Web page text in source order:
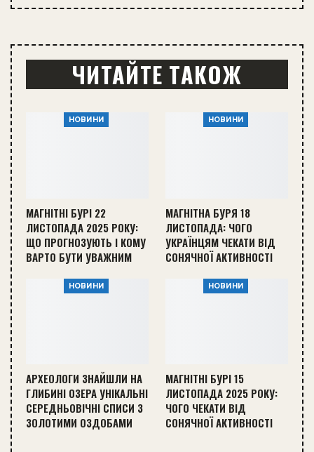
ЧИТАЙТЕ ТАКОЖ
НОВИНИ
МАГНІТНІ БУРІ 22
ЛИСТОПАДА 2025 РОКУ:
ЩО ПРОГНОЗУЮТЬ І КОМУ
ВАРТО БУТИ УВАЖНИМ
НОВИНИ
МАГНІТНА БУРЯ 18
ЛИСТОПАДА: ЧОГО
УКРАЇНЦЯМ ЧЕКАТИ ВІД
СОНЯЧНОЇ АКТИВНОСТІ
НОВИНИ
АРХЕОЛОГИ ЗНАЙШЛИ НА
ГЛИБИНІ ОЗЕРА УНІКАЛЬНІ
СЕРЕДНЬОВІЧНІ СПИСИ З
ЗОЛОТИМИ ОЗДОБАМИ
НОВИНИ
МАГНІТНІ БУРІ 15
ЛИСТОПАДА 2025 РОКУ:
ЧОГО ЧЕКАТИ ВІД
СОНЯЧНОЇ АКТИВНОСТІ